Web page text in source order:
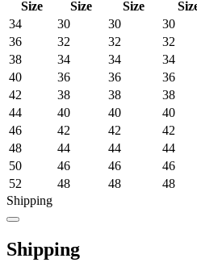
Size
Size
Size
34
30 30 30
36
32 32 32
38
34 34 34
40
36 36 36
42
38 38 38
44
40 40 40
46
42 42 42
48
44 44 44
50
46 46 46
52
48 48 48
Shipping
Shipping